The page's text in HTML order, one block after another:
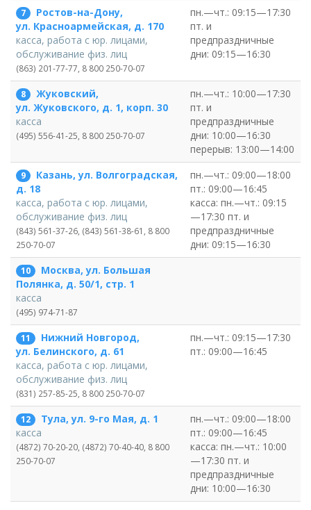
7
Ростов-на-Дону,
ул. Красноармейская, д. 170
касса, работа с юр. лицами,
обслуживание физ. лиц
(863) 201-77-77, 8 800 250-70-07
пн.—чт.: 09:15—17:30
пт. и
предпраздничные
дни: 09:15—16:30
8
Жуковский,
ул. Жуковского, д. 1, корп. 30
касса
(495) 556-41-25, 8 800 250-70-07
пн.—чт.: 10:00—17:30
пт. и
предпраздничные
дни: 10:00—16:30
перерыв: 13:00—14:00
9
Казань, ул. Волгоградская,
д. 18
касса, работа с юр. лицами,
обслуживание физ. лиц
(843) 561-37-26, (843) 561-38-61, 8 800
250-70-07
пн.—чт.: 09:00—18:00
пт.: 09:00—16:45
касса: пн.—чт.: 09:15
—17:30 пт. и
предпраздничные
дни: 09:15—16:30
10
Москва, ул. Большая
Полянка, д. 50/1, стр. 1
касса
(495) 974-71-87
11
Нижний Новгород,
ул. Белинского, д. 61
касса, работа с юр. лицами,
обслуживание физ. лиц
(831) 257-85-25, 8 800 250-70-07
пн.—чт.: 09:15—17:30
пт.: 09:00—16:45
12
Тула, ул. 9-го Мая, д. 1
касса
(4872) 70-20-20, (4872) 70-40-40, 8 800
250-70-07
пн.—чт.: 09:00—18:00
пт.: 09:00—16:45
касса: пн.—чт.: 10:00
—17:30 пт. и
предпраздничные
дни: 10:00—16:30